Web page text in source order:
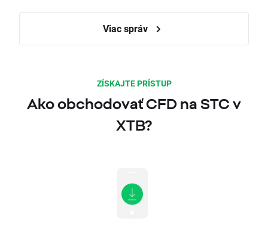
Viac správ
ZÍSKAJTE PRÍSTUP
Ako obchodovať CFD na STC v
XTB?